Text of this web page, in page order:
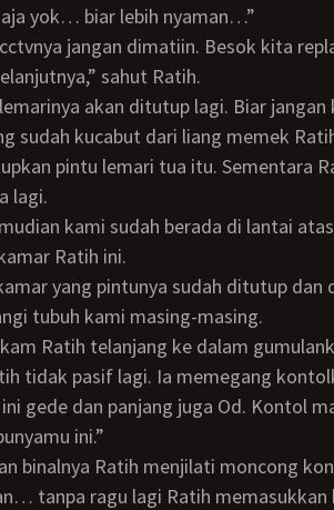
yok… biar lebih nyaman…”
sahut Ratih.
sudah kucabut dari liang memek
lagi.
Ratih ini.
tubuh kami masing-masing.
Ratih telanjang ke dalam
gede dan panjang juga Od. Kontol
ini.”
tanpa ragu lagi Ratih